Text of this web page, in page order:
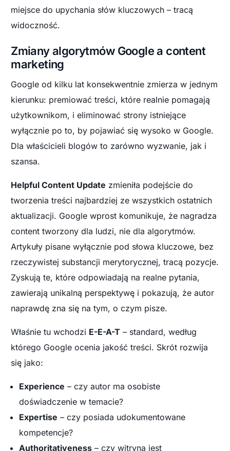
miejsce do upychania słów kluczowych – tracą
widoczność.
Zmiany algorytmów Google a content
marketing
Google od kilku lat konsekwentnie zmierza w jednym
kierunku: premiować treści, które realnie pomagają
użytkownikom, i eliminować strony istniejące
wyłącznie po to, by pojawiać się wysoko w Google.
Dla właścicieli blogów to zarówno wyzwanie, jak i
szansa.
Helpful Content Update zmieniła podejście do
tworzenia treści najbardziej ze wszystkich ostatnich
aktualizacji. Google wprost komunikuje, że nagradza
content tworzony dla ludzi, nie dla algorytmów.
Artykuły pisane wyłącznie pod słowa kluczowe, bez
rzeczywistej substancji merytorycznej, tracą pozycje.
Zyskują te, które odpowiadają na realne pytania,
zawierają unikalną perspektywę i pokazują, że autor
naprawdę zna się na tym, o czym pisze.
Właśnie tu wchodzi E-E-A-T – standard, według
którego Google ocenia jakość treści. Skrót rozwija
się jako:
Experience – czy autor ma osobiste
doświadczenie w temacie?
Expertise – czy posiada udokumentowane
kompetencje?
Authoritativeness – czy witryna jest